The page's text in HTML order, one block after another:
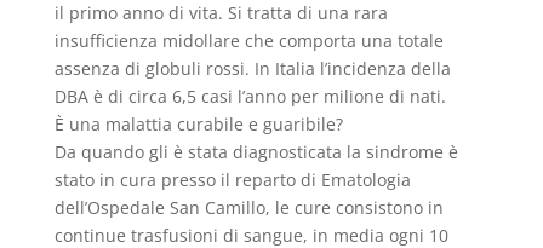
il primo anno di vita. Si tratta di una rara
insufficienza midollare che comporta una totale
assenza di globuli rossi. In Italia l’incidenza della
DBA è di circa 6,5 casi l’anno per milione di nati.
È una malattia curabile e guaribile?
Da quando gli è stata diagnosticata la sindrome è
stato in cura presso il reparto di Ematologia
dell’Ospedale San Camillo, le cure consistono in
continue trasfusioni di sangue, in media ogni 10